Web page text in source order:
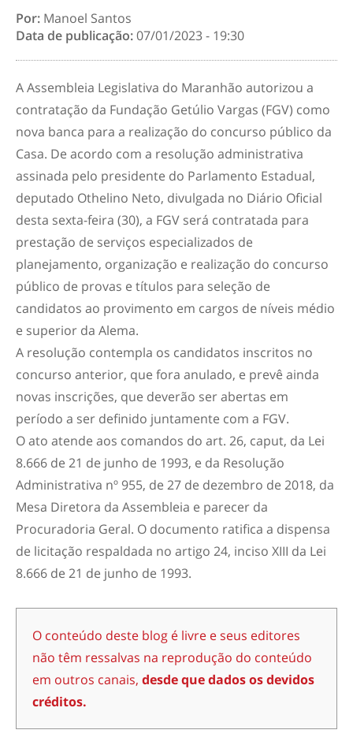
Por: Manoel Santos
Data de publicação:07/01/2023 - 19:30
A Assembleia Legislativa do Maranhão autorizou a
contratação da Fundação Getúlio Vargas (FGV) como
nova banca para a realização do concurso público da
Casa. De acordo com a resolução administrativa
assinada pelo presidente do Parlamento Estadual,
deputado Othelino Neto, divulgada no Diário Oficial
desta sexta-feira (30), a FGV será contratada para
prestação de serviços especializados de
planejamento, organização e realização do concurso
público de provas e títulos para seleção de
candidatos ao provimento em cargos de níveis médio
e superior da Alema.
A resolução contempla os candidatos inscritos no
concurso anterior, que fora anulado, e prevê ainda
novas inscrições, que deverão ser abertas em
período a ser definido juntamente com a FGV.
O ato atende aos comandos do art. 26, caput, da Lei
8.666 de 21 de junho de 1993, e da Resolução
Administrativa nº 955, de 27 de dezembro de 2018, da
Mesa Diretora da Assembleia e parecer da
Procuradoria Geral. O documento ratifica a dispensa
de licitação respaldada no artigo 24, inciso XIII da Lei
8.666 de 21 de junho de 1993.
O conteúdo deste blog é livre e seus editores
não têm ressalvas na reprodução do conteúdo
em outros canais, desde que dados os devidos
créditos.